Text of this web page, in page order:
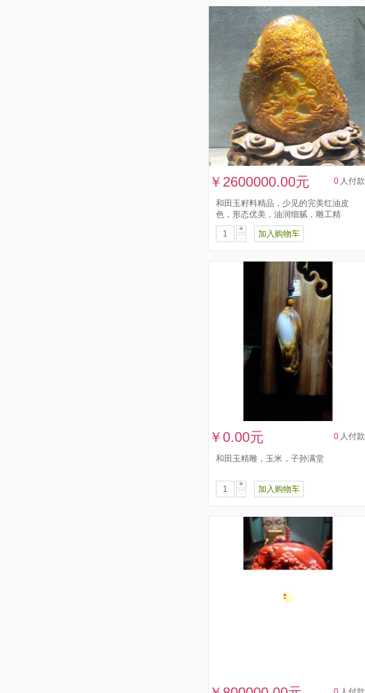
￥2600000.00元 0 人付款
和田玉籽料精品，少见的完美红油皮
色，形态优美，油润细腻，雕工精
+
-
加入购物车
￥0.00元 0 人付款
和田玉精雕，玉米，子孙满堂
+
-
加入购物车